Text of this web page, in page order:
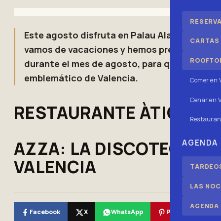
CARTAS
Comer en
Cenar en
AGENDA
LAS
Este agosto disfruta en Palau Alameda, el
vamos de vacaciones y hemos preparado
durante el mes de agosto, para que sigas
emblemático de Valencia.
RESTAURANTE ÀTIC EN
AZZA: LA DISCOTECA DE
VALENCIA
Facebook X WhatsApp Pinterest